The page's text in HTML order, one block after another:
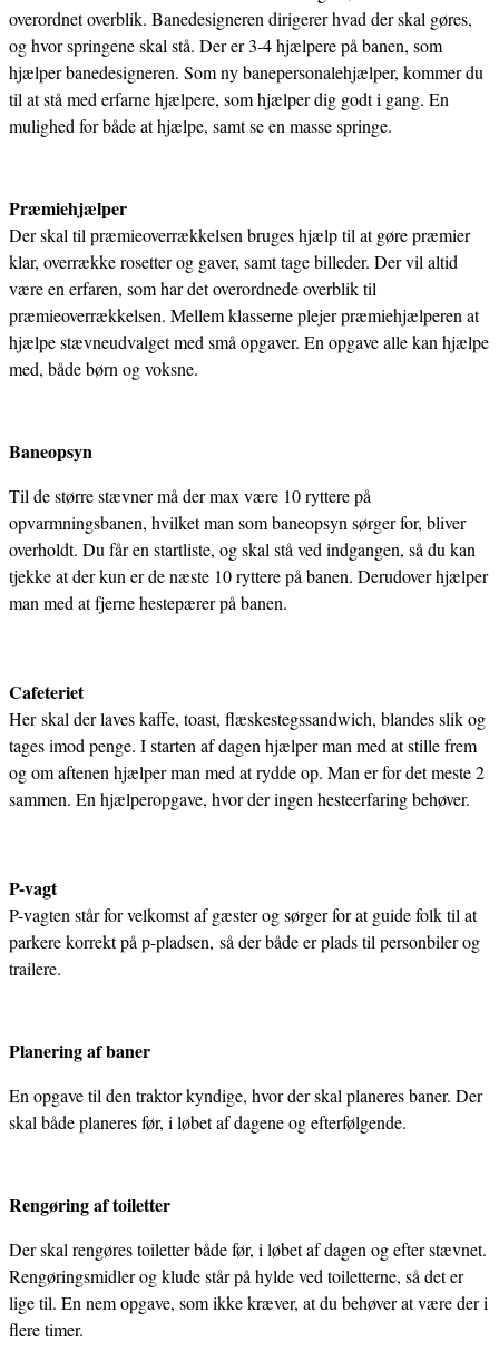
overordnet overblik. Banedesigneren dirigerer hvad der skal gøres,
og hvor springene skal stå. Der er 3-4 hjælpere på banen, som
hjælper banedesigneren. Som ny banepersonalehjælper, kommer du
til at stå med erfarne hjælpere, som hjælper dig godt i gang. En
mulighed for både at hjælpe, samt se en masse springe.
Præmiehjælper
Der skal til præmieoverrækkelsen bruges hjælp til at gøre præmier
klar, overrække rosetter og gaver, samt tage billeder. Der vil altid
være en erfaren, som har det overordnede overblik til
præmieoverrækkelsen. Mellem klasserne plejer præmiehjælperen at
hjælpe stævneudvalget med små opgaver. En opgave alle kan hjælpe
med, både børn og voksne.
Baneopsyn
Til de større stævner må der max være 10 ryttere på
opvarmningsbanen, hvilket man som baneopsyn sørger for, bliver
overholdt. Du får en startliste, og skal stå ved indgangen, så du kan
tjekke at der kun er de næste 10 ryttere på banen. Derudover hjælper
man med at fjerne hestepærer på banen.
Cafeteriet
Her skal der laves kaffe, toast, flæskestegssandwich, blandes slik og
tages imod penge. I starten af dagen hjælper man med at stille frem
og om aftenen hjælper man med at rydde op. Man er for det meste 2
sammen. En hjælperopgave, hvor der ingen hesteerfaring behøver.
P-vagt
P-vagten står for velkomst af gæster og sørger for at guide folk til at
parkere korrekt på p-pladsen, så der både er plads til personbiler og
trailere.
Planering af baner
En opgave til den traktor kyndige, hvor der skal planeres baner. Der
skal både planeres før, i løbet af dagene og efterfølgende.
Rengøring af toiletter
Der skal rengøres toiletter både før, i løbet af dagen og efter stævnet.
Rengøringsmidler og klude står på hylde ved toiletterne, så det er
lige til. En nem opgave, som ikke kræver, at du behøver at være der i
flere timer.